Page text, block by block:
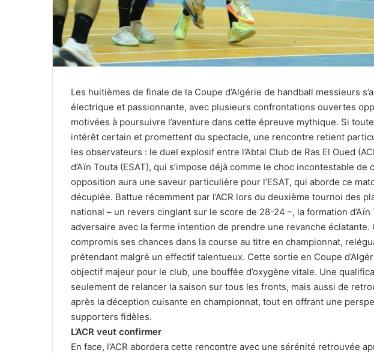
Les huitièmes de finale de la Coupe d’Algérie de handball messieurs
électrique et passionnante, avec plusieurs confrontations ouvertes
motivées à poursuivre l’aventure dans cette épreuve mythique. Si
intérêt certain et promettent du spectacle, une rencontre retient
les observateurs : le duel explosif entre l’Abtal Club de Ras El Oued
d’Aïn Touta (ESAT), qui s’impose déjà comme le choc incontestable de
opposition aura une saveur particulière pour l’ESAT, qui aborde ce
décuplée. Battue récemment par l’ACR lors du deuxième tournoi des
national – un revers cinglant sur le score de 28-24 –, la formation
adversaire avec la ferme intention de prendre une revanche
compromis ses chances dans la course au titre en championnat,
prétendant malgré un effectif talentueux. Cette sortie en Coupe
objectif majeur pour le club, une bouffée d’oxygène vitale. Une
seulement de relancer la saison sur tous les fronts, mais aussi de
après la déception cuisante en championnat, tout en offrant une
supporters fidèles.
L’ACR veut confirmer
En face, l’ACR abordera cette rencontre avec une sérénité retrouvée